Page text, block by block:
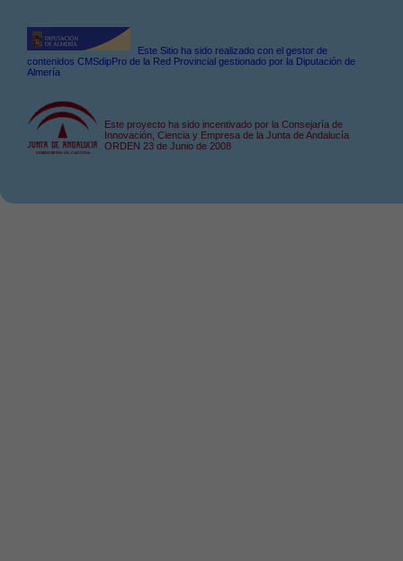
Este Sitio ha sido realizado con el gestor de
contenidos CMSdipPro de la Red Provincial gestionado por la Diputación de
Almería
Este proyecto ha sido incentivado por la Consejaría de
Innovación, Ciencia y Empresa de la Junta de Andalucía
ORDEN 23 de Junio de 2008